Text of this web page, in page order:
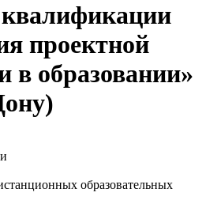
проектной
в образовании»
образовательных